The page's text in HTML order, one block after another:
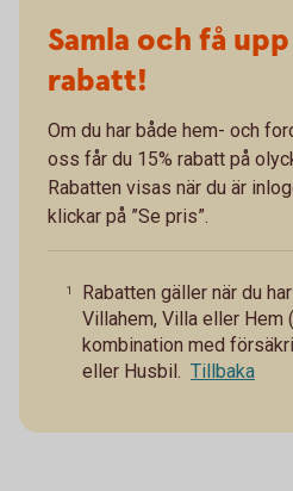
Samla och få
rabatt!
Om du har både hem- och
oss får du 15% rabatt på
Rabatten visas när du är
klickar på ”Se pris”.
1
Rabatten gäller när du
Villahem, Villa eller Hem
kombination med
eller Husbil. Tillbaka